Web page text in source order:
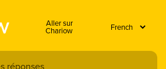
Aller sur
Chariow